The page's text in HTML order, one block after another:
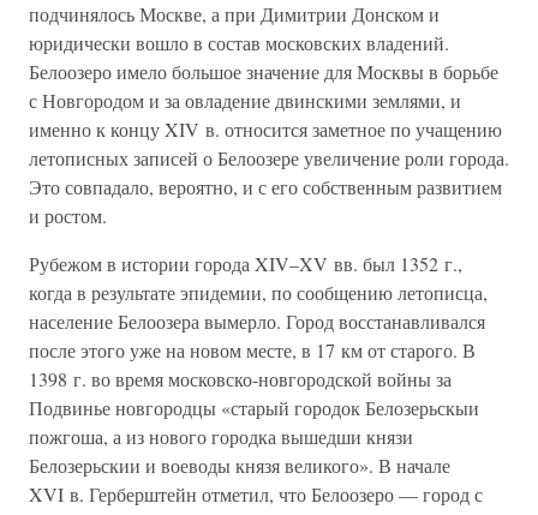
подчинялось Москве, а при Димитрии Донском и
юридически вошло в состав московских владений.
Белоозеро имело большое значение для Москвы в борьбе
с Новгородом и за овладение двинскими землями, и
именно к концу XIV в. относится заметное по учащению
летописных записей о Белоозере увеличение роли города.
Это совпадало, вероятно, и с его собственным развитием
и ростом.
Рубежом в истории города XIV–XV вв. был 1352 г.,
когда в результате эпидемии, по сообщению летописца,
население Белоозера вымерло. Город восстанавливался
после этого уже на новом месте, в 17 км от старого. В
1398 г. во время московско-новгородской войны за
Подвинье новгородцы «старый городок Белозерьскыи
пожгоша, а из нового городка вышедши князи
Белозерьскии и воеводы князя великого». В начале
XVI в. Герберштейн отметил, что Белоозеро — город с